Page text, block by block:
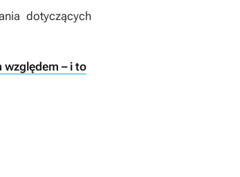
dotyczących
względem – i to